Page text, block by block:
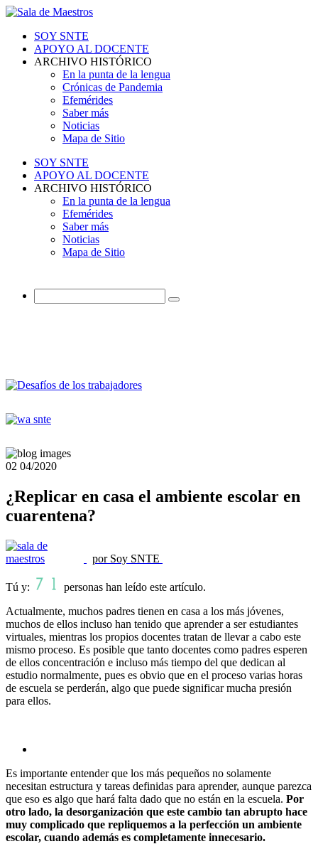
SOY SNTE
APOYO AL DOCENTE
ARCHIVO HISTÓRICO
En la punta de la lengua
Crónicas de Pandemia
Efemérides
Saber más
Noticias
Mapa de Sitio
SOY SNTE
APOYO AL DOCENTE
ARCHIVO HISTÓRICO
En la punta de la lengua
Efemérides
Saber más
Noticias
Mapa de Sitio
02 04/2020
¿Replicar en casa el ambiente escolar en
cuarentena?
por Soy SNTE
Tú y:
personas han leído este artículo.
Actualmente, muchos padres tienen en casa a los más jóvenes,
muchos de ellos incluso han tenido que aprender a ser estudiantes
virtuales, mientras los propios docentes tratan de llevar a cabo este
mismo proceso. Es posible que tanto docentes como padres esperen
de ellos concentración e incluso más tiempo del que dedican al
estudio normalmente, pues es obvio que en el proceso varias horas
de escuela se perderán, algo que puede significar mucha presión
para ellos.
Es importante entender que los más pequeños no solamente
necesitan estructura y tareas definidas para aprender, aunque parezca
que eso es algo que hará falta dado que no están en la escuela. Por
otro lado, la desorganización que este cambio tan abrupto hace
muy complicado que repliquemos a la perfección un ambiente
escolar, cuando además es completamente innecesario.